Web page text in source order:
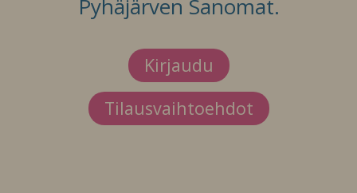
Pyhäjärven Sanomat.
Kirjaudu
Tilausvaihtoehdot